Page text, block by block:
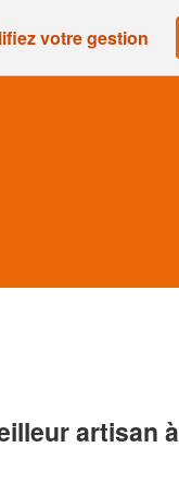
votre gestion
artisan à